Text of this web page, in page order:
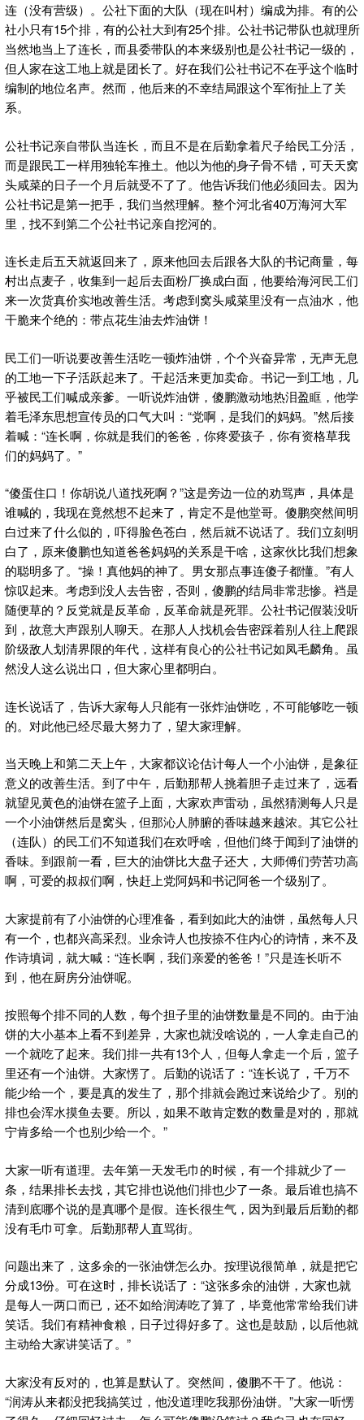
连（没有营级）。公社下面的大队（现在叫村）编成为排。有的公
社小只有15个排，有的公社大到有25个排。公社书记带队也就理所
当然地当上了连长，而县委带队的本来级别也是公社书记一级的，
但人家在这工地上就是团长了。好在我们公社书记不在乎这个临时
编制的地位名声。然而，他后来的不幸结局跟这个军衔扯上了关
系。
公社书记亲自带队当连长，而且不是在后勤拿着尺子给民工分活，
而是跟民工一样用独轮车推土。他以为他的身子骨不错，可天天窝
头咸菜的日子一个月后就受不了了。他告诉我们他必须回去。因为
公社书记是第一把手，我们当然理解。整个河北省40万海河大军
里，找不到第二个公社书记亲自挖河的。
连长走后五天就返回来了，原来他回去后跟各大队的书记商量，每
村出点麦子，收集到一起后去面粉厂换成白面，他要给海河民工们
来一次货真价实地改善生活。考虑到窝头咸菜里没有一点油水，他
干脆来个绝的：带点花生油去炸油饼！
民工们一听说要改善生活吃一顿炸油饼，个个兴奋异常，无声无息
的工地一下子活跃起来了。干起活来更加卖命。书记一到工地，几
乎被民工们喊成亲爹。一听说炸油饼，傻鹏激动地热泪盈眶，他学
着毛泽东思想宣传员的口气大叫：“党啊，是我们的妈妈。”然后接
着喊：“连长啊，你就是我们的爸爸，你疼爱孩子，你有资格草我
们的妈妈了。”
“傻蛋住口！你胡说八道找死啊？”这是旁边一位的劝骂声，具体是
谁喊的，我现在竟然想不起来了，肯定不是他堂哥。傻鹏突然间明
白过来了什么似的，吓得脸色苍白，然后就不说话了。我们立刻明
白了，原来傻鹏也知道爸爸妈妈的关系是干啥，这家伙比我们想象
的聪明多了。“操！真他妈的神了。男女那点事连傻子都懂。”有人
惊叹起来。考虑到没人去告密，否则，傻鹏的结局非常悲惨。裆是
随便草的？反党就是反革命，反革命就是死罪。公社书记假装没听
到，故意大声跟别人聊天。在那人人找机会告密踩着别人往上爬跟
阶级敌人划清界限的年代，这样有良心的公社书记如凤毛麟角。虽
然没人这么说出口，但大家心里都明白。
连长说话了，告诉大家每人只能有一张炸油饼吃，不可能够吃一顿
的。对此他已经尽最大努力了，望大家理解。
当天晚上和第二天上午，大家都议论估计每人一个小油饼，是象征
意义的改善生活。到了中午，后勤那帮人挑着胆子走过来了，远看
就望见黄色的油饼在篮子上面，大家欢声雷动，虽然猜测每人只是
一个小油饼然后是窝头，但那沁人肺腑的香味越来越浓。其它公社
（连队）的民工们不知道我们在欢呼啥，但他们终于闻到了油饼的
香味。到跟前一看，巨大的油饼比大盘子还大，大师傅们劳苦功高
啊，可爱的叔叔们啊，快赶上党阿妈和书记阿爸一个级别了。
大家提前有了小油饼的心理准备，看到如此大的油饼，虽然每人只
有一个，也都兴高采烈。业余诗人也按捺不住内心的诗情，来不及
作诗填词，就大喊：“连长啊，我们亲爱的爸爸！”只是连长听不
到，他在厨房分油饼呢。
按照每个排不同的人数，每个担子里的油饼数量是不同的。由于油
饼的大小基本上看不到差异，大家也就没啥说的，一人拿走自己的
一个就吃了起来。我们排一共有13个人，但每人拿走一个后，篮子
里还有一个油饼。大家愣了。后勤的说话了：“连长说了，千万不
能少给一个，要是真的发生了，那个排就会跑过来说给少了。别的
排也会浑水摸鱼去要。所以，如果不敢肯定数的数量是对的，那就
宁肯多给一个也别少给一个。”
大家一听有道理。去年第一天发毛巾的时候，有一个排就少了一
条，结果排长去找，其它排也说他们排也少了一条。最后谁也搞不
清到底哪个说的是真哪个是假。连长很生气，因为到最后后勤的都
没有毛巾可拿。后勤那帮人直骂街。
问题出来了，这多余的一张油饼怎么办。按理说很简单，就是把它
分成13份。可在这时，排长说话了：“这张多余的油饼，大家也就
是每人一两口而已，还不如给润涛吃了算了，毕竟他常常给我们讲
笑话。我们有精神食粮，日子过得好多了。这也是鼓励，以后他就
主动给大家讲笑话了。”
大家没有反对的，也算是默认了。突然间，傻鹏不干了。他说：
“润涛从来都没把我搞笑过，他没道理吃我那份油饼。”大家一听愣